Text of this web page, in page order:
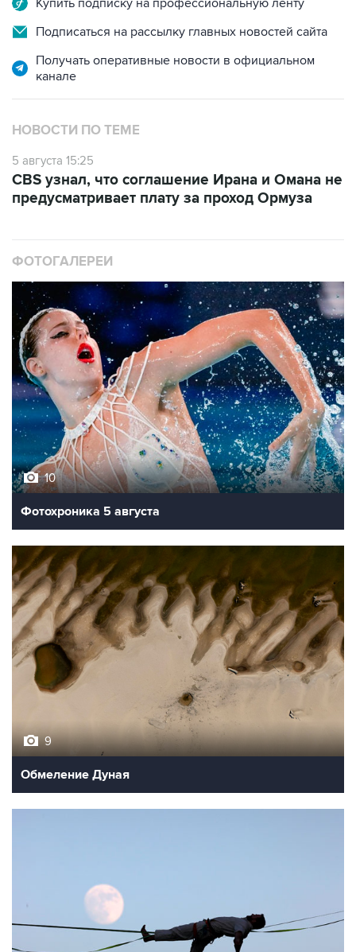
Купить подписку на профессиональную ленту
Подписаться на рассылку главных новостей сайта
Получать оперативные новости в официальном
канале
НОВОСТИ ПО ТЕМЕ
5 августа 15:25
CBS узнал, что соглашение Ирана и Омана не
предусматривает плату за проход Ормуза
ФОТОГАЛЕРЕИ
10
Фотохроника 5 августа
9
Обмеление Дуная